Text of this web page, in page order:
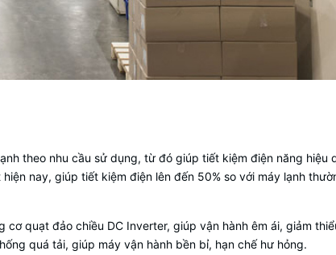
theo nhu cầu sử dụng, từ đó giúp tiết kiệm điện năng hiệu
nay, giúp tiết kiệm điện lên đến 50% so với máy lạnh
cơ quạt đảo chiều DC Inverter, giúp vận hành êm ái, giảm
quá tải, giúp máy vận hành bền bỉ, hạn chế hư hỏng.